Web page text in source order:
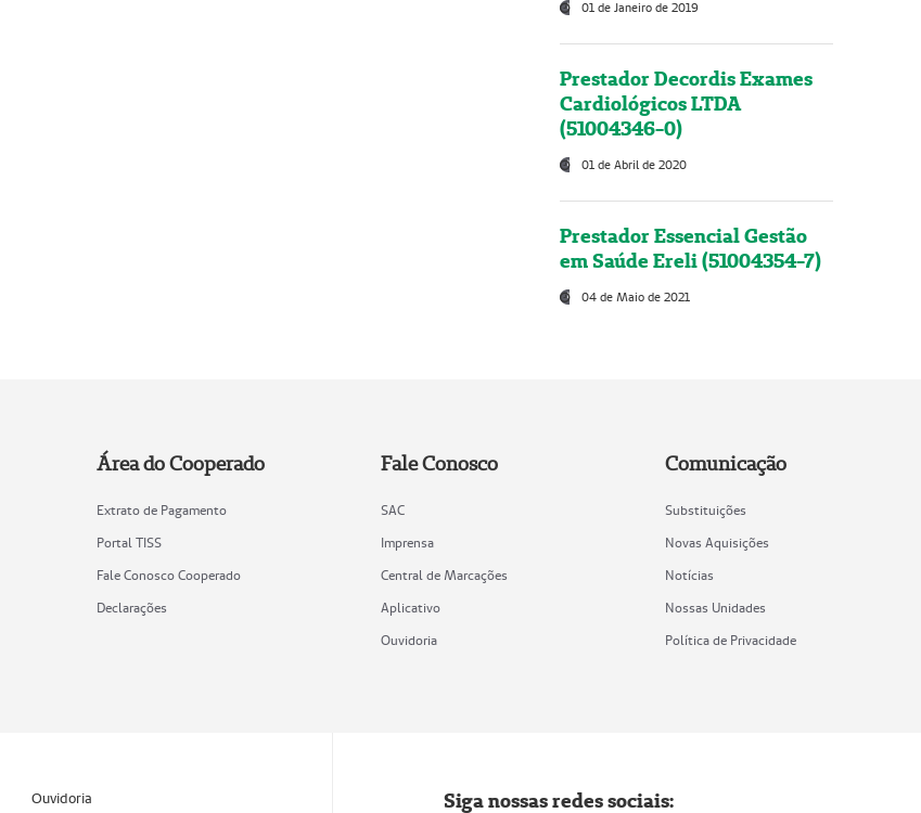
01 de Janeiro de 2019
Prestador Decordis Exames
Cardiológicos LTDA
(51004346-0)
01 de Abril de 2020
Prestador Essencial Gestão
em Saúde Ereli (51004354-7)
04 de Maio de 2021
Área do Cooperado
Extrato de Pagamento
Portal TISS
Fale Conosco Cooperado
Declarações
Fale Conosco
SAC
Imprensa
Central de Marcações
Aplicativo
Ouvidoria
Comunicação
Substituições
Novas Aquisições
Notícias
Nossas Unidades
Política de Privacidade
Ouvidoria Siga nossas redes sociais: